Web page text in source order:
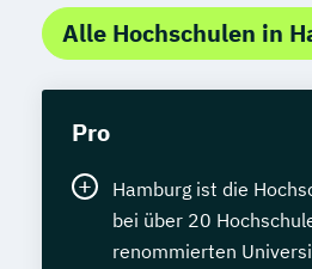
Alle Hochschulen in
Pro
Hamburg ist die
bei über 20
renommierten